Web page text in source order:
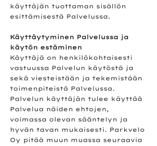
käyttäjän tuottaman sisällön
esittämisestä Palvelussa.
Käyttäytyminen Palvelussa ja
käytön estäminen
Käyttäjä on henkilökohtaisesti
vastuussa Palvelun käytöstä ja
sekä viesteistään ja tekemistään
toimenpiteistä Palvelussa.
Palvelun käyttäjän tulee käyttää
Palvelua näiden ehtojen,
voimassa olevan sääntelyn ja
hyvän tavan mukaisesti. Parkvelo
Oy pitää muun muassa seuraavia